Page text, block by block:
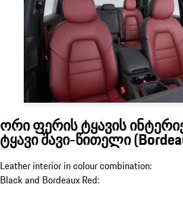
ორი ფერის ტყავის
ტყავი შავი-წითელი
Leather interior in colour combination:
Black and Bordeaux Red: